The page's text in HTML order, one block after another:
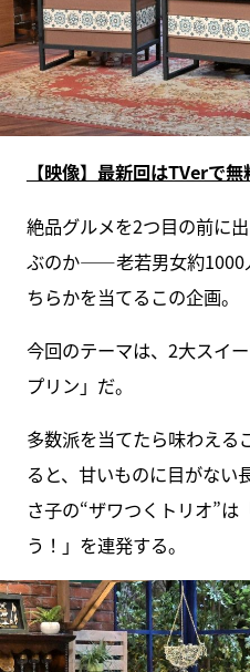
【映像】最新回はTVerで
絶品グルメを2つ目の前に
ぶのか――老若男女約1000
ちらかを当てるこの企画。
今回のテーマは、2大スイ
プリン」だ。
多数派を当てたら味わえる
ると、甘いものに目がない
さ子の“ザワつくトリオ”は
う！」を連発する。